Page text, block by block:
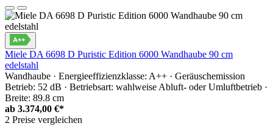
Miele DA 6698 D Puristic Edition 6000 Wandhaube 90 cm
edelstahl
Wandhaube · Energieeffizienzklasse: A++ · Geräuschemission
Betrieb: 52 dB · Betriebsart: wahlweise Abluft- oder Umluftbetrieb ·
Breite: 89.8 cm
ab 3.374,00 €*
2 Preise vergleichen